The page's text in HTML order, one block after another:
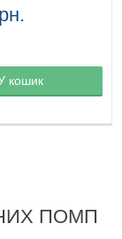
кошик
ПОМП